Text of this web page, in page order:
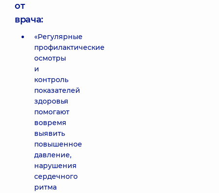
от
врача:
«Регулярные
профилактические
осмотры
и
контроль
показателей
здоровья
помогают
вовремя
выявить
повышенное
давление,
нарушения
сердечного
ритма